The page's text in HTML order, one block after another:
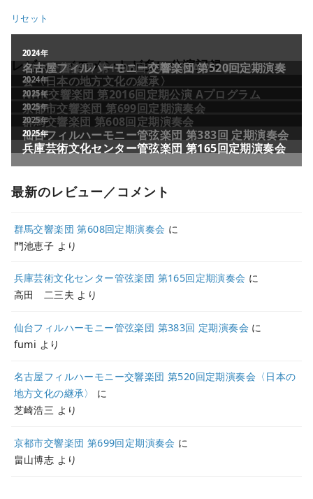
リセット
レビュー／コメントが多い公演記録
最新のレビュー／コメント
群馬交響楽団 第608回定期演奏会 に
門池恵子 より
兵庫芸術文化センター管弦楽団 第165回定期演奏会 に
高田 二三夫 より
仙台フィルハーモニー管弦楽団 第383回 定期演奏会 に
fumi より
名古屋フィルハーモニー交響楽団 第520回定期演奏会〈日本の
地方文化の継承〉
に
芝崎浩三 より
京都市交響楽団 第699回定期演奏会 に
畠山博志 より